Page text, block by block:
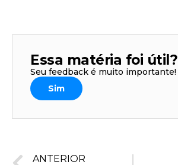
Essa matéria foi útil?
Seu feedback é muito importante!
Sim
ANTERIOR